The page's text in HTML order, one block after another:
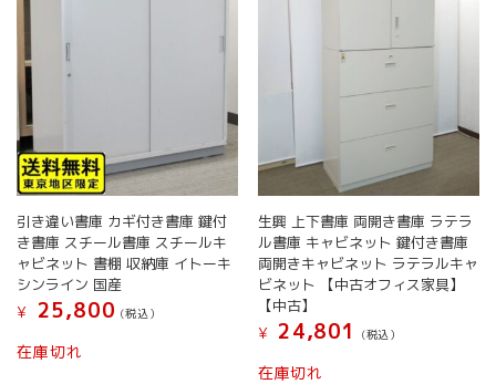
引き違い書庫 カギ付き書庫 鍵付
き書庫 スチール書庫 スチールキ
ャビネット 書棚 収納庫 イトーキ
シンライン 国産
¥
25,800 (税込）
在庫切れ
生興 上下書庫 両開き書庫 ラテラ
ル書庫 キャビネット 鍵付き書庫
両開きキャビネット ラテラルキャ
ビネット 【中古オフィス家具】
【中古】
¥ 24,801 (税込）
在庫切れ